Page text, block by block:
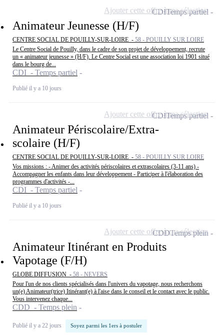
Animateur Jeunesse (H/F)
CENTRE SOCIAL DE POUILLY-SUR-LOIRE - 58 - POUILLY SUR LOIRE
Le Centre Social de Pouilly, dans le cadre de son projet de développement, recrute
un « animateur jeunesse » (H/F). Le Centre Social est une association loi 1901 situé
dans le bourg de...
CDI - Temps partiel
Publié il y a 10 jours
CDITemps partiel
Ajouter cette offre à ma sélection
Animateur Périscolaire/Extra-
scolaire (H/F)
CENTRE SOCIAL DE POUILLY-SUR-LOIRE - 58 - POUILLY SUR LOIRE
Vos missions : - Animer des activités périscolaires et extrascolaires (3-11 ans) -
Accompagner les enfants dans leur développement - Participer à l'élaboration des
programmes d'activités -...
CDI - Temps partiel
Publié il y a 10 jours
CDITemps partiel
Ajouter cette offre à ma sélection
Animateur Itinérant en Produits
Vapotage (F/H)
GLOBE DIFFUSION - 58 - NEVERS
Pour l'un de nos clients spécialisés dans l'univers du vapotage, nous recherchons
un(e) Animateur(trice) Itinérant(e) à l'aise dans le conseil et le contact avec le public.
Vous intervenez chaque...
CDD - Temps plein
Publié il y a 22 jours Soyez parmi les 1ers à postuler
CDDTemps plein
Ajouter cette offre à ma sélection